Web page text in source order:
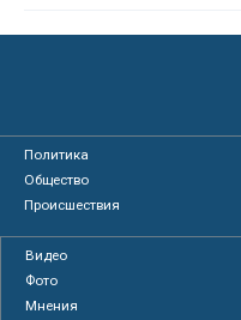
Политика
Общество
Происшествия
Видео
Фото
Мнения